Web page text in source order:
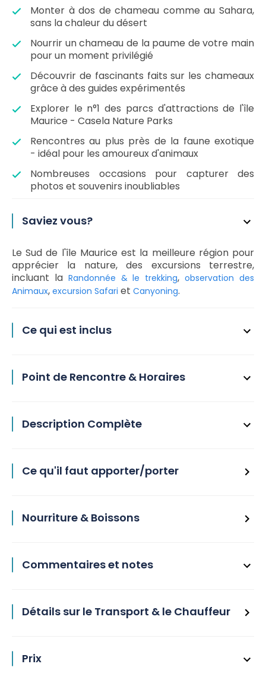
Monter à dos de chameau comme au Sahara,
sans la chaleur du désert
Nourrir un chameau de la paume de votre main
pour un moment privilégié
Découvrir de fascinants faits sur les chameaux
grâce à des guides expérimentés
Explorer le n°1 des parcs d'attractions de l'île
Maurice - Casela Nature Parks
Rencontres au plus près de la faune exotique
- idéal pour les amoureux d'animaux
Nombreuses occasions pour capturer des
photos et souvenirs inoubliables
Saviez vous?
Le Sud de l'île Maurice est la meilleure région pour
apprécier la nature, des excursions terrestre,
incluant la Randonnée & le trekking,observation des
Animaux, excursion Safari et Canyoning.
Ce qui est inclus
Point de Rencontre & Horaires
Description Complète
Ce qu'il faut apporter/porter
Nourriture & Boissons
Commentaires et notes
Détails sur le Transport & le Chauffeur
Prix